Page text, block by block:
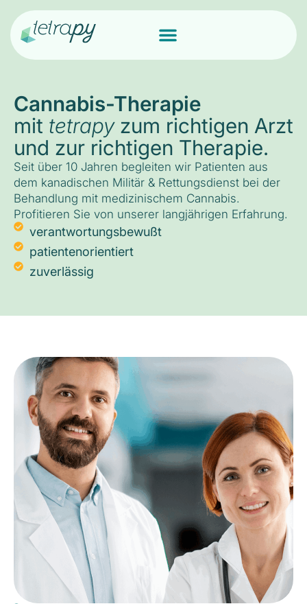
Cannabis-Therapie
mit tetrapyzum richtigen Arzt
und zur richtigen Therapie.
Seit über 10 Jahren begleiten wir Patienten aus
dem kanadischen Militär & Rettungsdienst bei der
Behandlung mit medizinischem Cannabis.
Profitieren Sie von unserer langjährigen Erfahrung.
verantwortungsbewußt
patientenorientiert
zuverlässig